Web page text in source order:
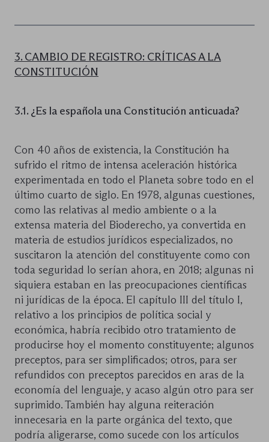
3. CAMBIO DE REGISTRO: CRÍTICAS A LA
CONSTITUCIÓN
3.1. ¿Es la española una Constitución anticuada?
Con 40 años de existencia, la Constitución ha
sufrido el ritmo de intensa aceleración histórica
experimentada en todo el Planeta sobre todo en el
último cuarto de siglo. En 1978, algunas cuestiones,
como las relativas al medio ambiente o a la
extensa materia del Bioderecho, ya convertida en
materia de estudios jurídicos especializados, no
suscitaron la atención del constituyente como con
toda seguridad lo serían ahora, en 2018; algunas ni
siquiera estaban en las preocupaciones científicas
ni jurídicas de la época. El capítulo III del título I,
relativo a los principios de política social y
económica, habría recibido otro tratamiento de
producirse hoy el momento constituyente; algunos
preceptos, para ser simplificados; otros, para ser
refundidos con preceptos parecidos en aras de la
economía del lenguaje, y acaso algún otro para ser
suprimido. También hay alguna reiteración
innecesaria en la parte orgánica del texto, que
podría aligerarse, como sucede con los artículos